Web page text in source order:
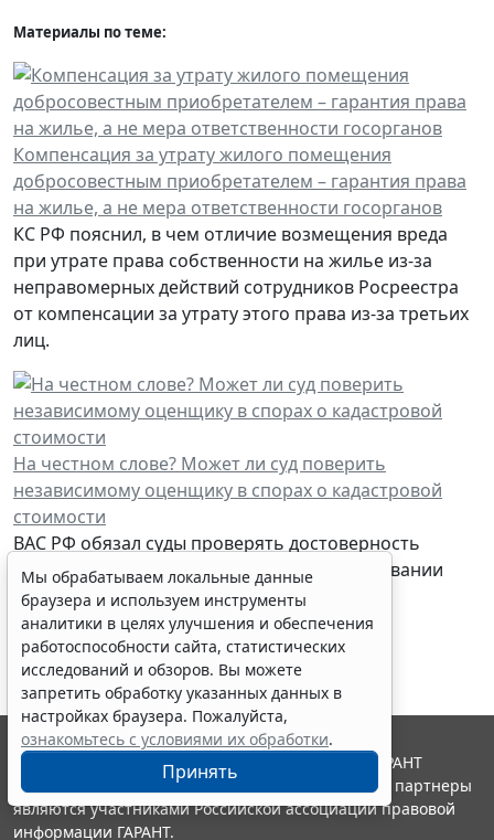
Материалы по теме:
Компенсация за утрату жилого помещения
добросовестным приобретателем – гарантия права
на жилье, а не мера ответственности госорганов
КС РФ пояснил, в чем отличие возмещения вреда
при утрате права собственности на жилье из-за
неправомерных действий сотрудников Росреестра
от компенсации за утрату этого права из-за третьих
лиц.
На честном слове? Может ли суд поверить
независимому оценщику в спорах о кадастровой
стоимости
ВАС РФ обязал суды проверять достоверность
отчета о рыночной цене в делах об оспаривании
кадастровой стоимости земли.
Мы обрабатываем локальные данные
браузера и используем инструменты
аналитики в целях улучшения и обеспечения
работоспособности сайта, статистических
исследований и обзоров. Вы можете
запретить обработку указанных данных в
настройках браузера. Пожалуйста,
ознакомьтесь с условиями их обработки.
Принять
© ООО "НПП "ГАРАНТ-СЕРВИС", 2026. Система ГАРАНТ
выпускается с 1990 года. Компания "Гарант" и ее партнеры
являются участниками Российской ассоциации правовой
информации ГАРАНТ.